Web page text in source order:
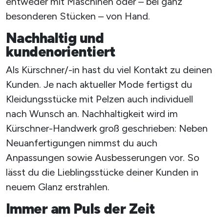
besonderen Stücken – von Hand.
Nachhaltig und
kundenorientiert
Als Kürschner/-in hast du viel Kontakt zu deinen
Kunden. Je nach aktueller Mode fertigst du
Kleidungsstücke mit Pelzen auch individuell
nach Wunsch an. Nachhaltigkeit wird im
Kürschner-Handwerk groß geschrieben: Neben
Neuanfertigungen nimmst du auch
Anpassungen sowie Ausbesserungen vor. So
lässt du die Lieblingsstücke deiner Kunden in
neuem Glanz erstrahlen.
Immer am Puls der Zeit